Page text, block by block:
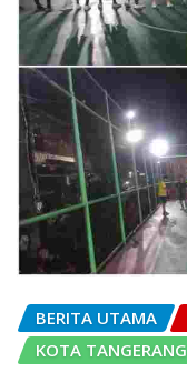
BERITA UTAMA
KOTA TANGERANG